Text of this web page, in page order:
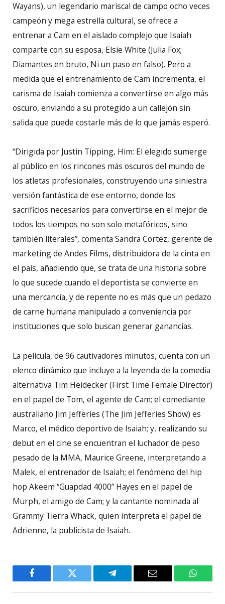
Wayans), un legendario mariscal de campo ocho veces
campeón y mega estrella cultural, se ofrece a
entrenar a Cam en el aislado complejo que Isaiah
comparte con su esposa, Elsie White (Julia Fox;
Diamantes en bruto, Ni un paso en falso). Pero a
medida que el entrenamiento de Cam incrementa, el
carisma de Isaiah comienza a convertirse en algo más
oscuro, enviando a su protegido a un callejón sin
salida que puede costarle más de lo que jamás esperó.
“Dirigida por Justin Tipping, Him: El elegido sumerge
al público en los rincones más oscuros del mundo de
los atletas profesionales, construyendo una siniestra
versión fantástica de ese entorno, donde los
sacrificios necesarios para convertirse en el mejor de
todos los tiempos no son solo metafóricos, sino
también literales”, comenta Sandra Cortez, gerente de
marketing de Andes Films, distribuidora de la cinta en
el país, añadiendo que, se trata de una historia sobre
lo que sucede cuando el deportista se convierte en
una mercancía, y de repente no es más que un pedazo
de carne humana manipulado a conveniencia por
instituciones que solo buscan generar ganancias.
La película, de 96 cautivadores minutos, cuenta con un
elenco dinámico que incluye a la leyenda de la comedia
alternativa Tim Heidecker (First Time Female Director)
en el papel de Tom, el agente de Cam; el comediante
australiano Jim Jefferies (The Jim Jefferies Show) es
Marco, el médico deportivo de Isaiah; y, realizando su
debut en el cine se encuentran el luchador de peso
pesado de la MMA, Maurice Greene, interpretando a
Malek, el entrenador de Isaiah; el fenómeno del hip
hop Akeem “Guapdad 4000” Hayes en el papel de
Murph, el amigo de Cam; y la cantante nominada al
Grammy Tierra Whack, quien interpreta el papel de
Adrienne, la publicista de Isaiah.
Facebook Twitter Telegram Email